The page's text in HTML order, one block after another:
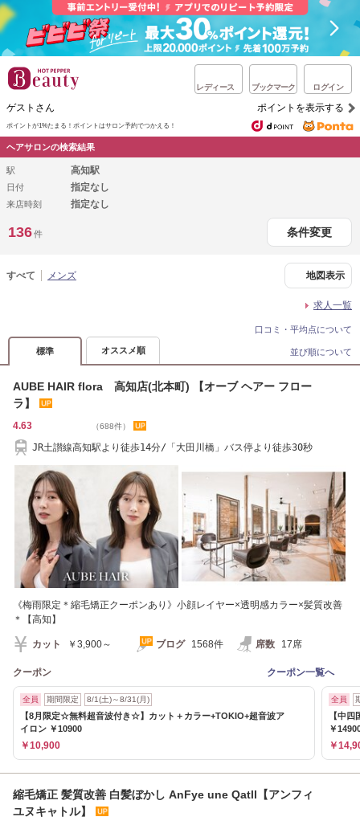
レディース ブックマーク ログイン
ゲストさん ポイントを表示する
ポイントが1%たまる！ ポイントはサロン予約でつかえる！
ヘアサロンの検索結果
駅 高知駅
日付 指定なし
来店時刻 指定なし
136件 条件変更
すべて メンズ 地図表示
求人一覧
口コミ・平均点について
標準 オススメ順 並び順について
AUBE HAIR flora 高知店(北本町) 【オーブ ヘアー フロー
ラ】
4.63 （688件）
JR土讃線高知駅より徒歩14分/「大田川橋」バス停より徒歩30秒
《梅雨限定＊縮毛矯正クーポンあり》小顔レイヤー×透明感カラー×髪質改善
＊【高知】
カット ￥3,900～ ブログ 1568件 席数 17席
クーポン クーポン一覧へ
全員 期間限定 8/1(土)～8/31(月)
【8月限定☆無料超音波付き☆】カット＋カラー+TOKIO+超音波ア
イロン ￥10900
￥10,900
全員
【中
￥
￥
縮毛矯正 髪質改善 白髪ぼかし AnFye une Qatll【アンフィ
ユヌキャトル】